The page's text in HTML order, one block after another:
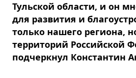
Тульской области, и он
для развития и
только нашего региона,
территорий Российской
подчеркнул Константин